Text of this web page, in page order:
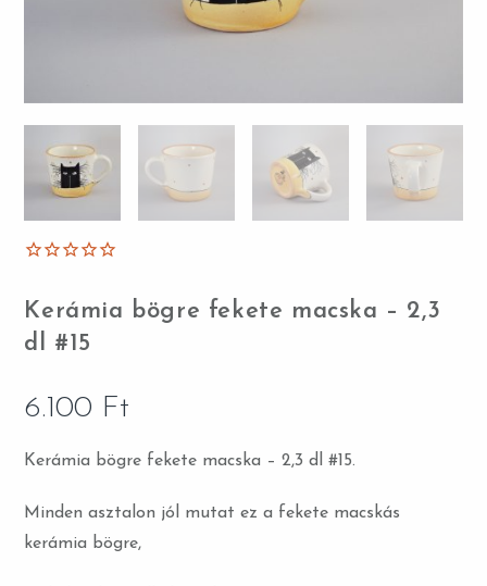
Kerámia bögre fekete macska – 2,3
dl #15
6.100 Ft
Kerámia bögre fekete macska – 2,3 dl #15.
Minden asztalon jól mutat ez a fekete macskás
kerámia bögre,